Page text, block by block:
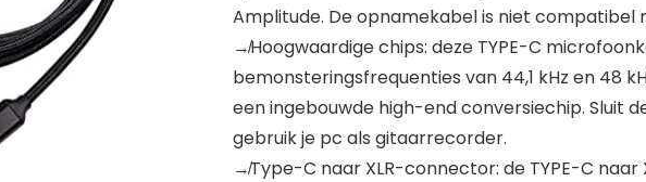
Amplitude. De opnamekabel is niet compatibel
↛Hoogwaardige chips: deze TYPE-C
bemonsteringsfrequenties van 44,1 kHz en 48
een ingebouwde high-end conversiechip. Sluit
gebruik je pc als gitaarrecorder.
↛Type-C naar XLR-connector: de TYPE-C naar